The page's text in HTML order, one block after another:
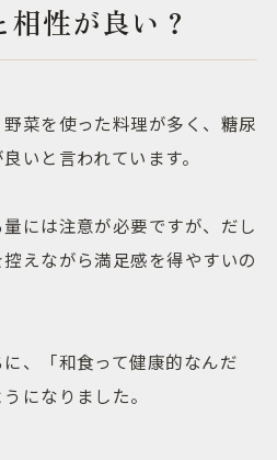
性が良い？
菜を使った料理が多く、糖尿
いと言われています。
には注意が必要ですが、だし
えながら満足感を得やすいの
、「和食って健康的なんだ
になりました。